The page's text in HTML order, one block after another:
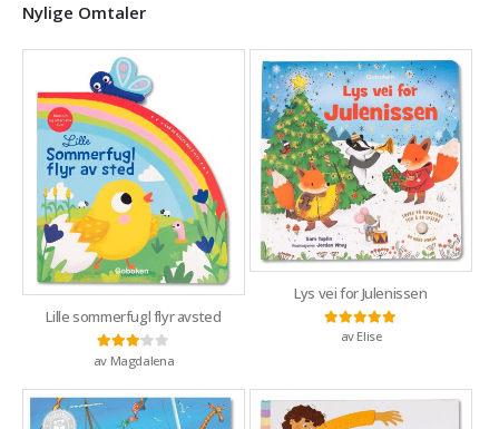
Nylige Omtaler
Lille sommerfugl flyr avsted
Vurdert3av 5
av Magdalena
Lys vei for Julenissen
Vurdert5
av Elise